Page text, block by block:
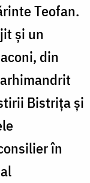
Teofan.
şi un
din
Bistriţa şi
în